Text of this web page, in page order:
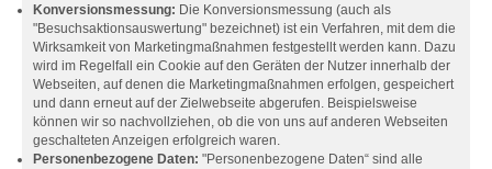
Konversionsmessung: Die Konversionsmessung (auch als
"Besuchsaktionsauswertung" bezeichnet) ist ein Verfahren, mit dem die
Wirksamkeit von Marketingmaßnahmen festgestellt werden kann. Dazu
wird im Regelfall ein Cookie auf den Geräten der Nutzer innerhalb der
Webseiten, auf denen die Marketingmaßnahmen erfolgen, gespeichert
und dann erneut auf der Zielwebseite abgerufen. Beispielsweise
können wir so nachvollziehen, ob die von uns auf anderen Webseiten
geschalteten Anzeigen erfolgreich waren.
Personenbezogene Daten: "Personenbezogene Daten“ sind alle